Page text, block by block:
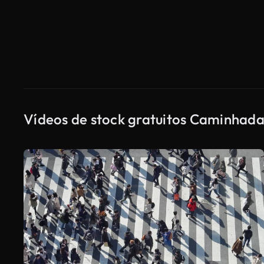
Vídeos de stock gratuitos Caminhada